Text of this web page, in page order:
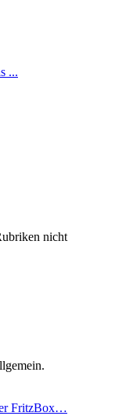
...
nicht
FritzBox…